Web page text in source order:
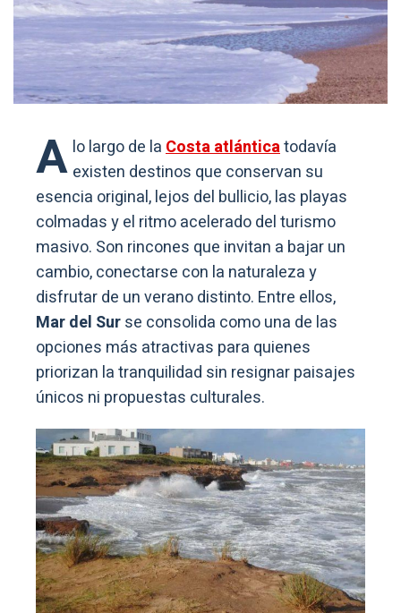
A lo largo de laCosta atlánticatodavía
existen destinos que conservan su
esencia original, lejos del bullicio, las playas
colmadas y el ritmo acelerado del turismo
masivo. Son rincones que invitan a bajar un
cambio, conectarse con la naturaleza y
disfrutar de un verano distinto. Entre ellos,
Mar del Surse consolida como una de las
opciones más atractivas para quienes
priorizan la tranquilidad sin resignar paisajes
únicos ni propuestas culturales.